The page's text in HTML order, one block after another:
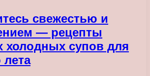
свежестью и
— рецепты
холодных супов для
лета